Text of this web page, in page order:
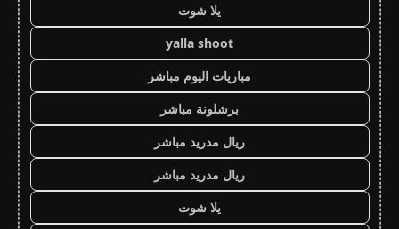
يلا شوت
yalla shoot
مباريات اليوم مباشر
برشلونة مباشر
ريال مدريد مباشر
ريال مدريد مباشر
يلا شوت